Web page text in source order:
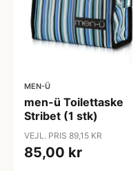
MEN-Ü
men-ü Toilettaske
Stribet (1 stk)
VEJL. PRIS 89,15 KR
85,00 kr